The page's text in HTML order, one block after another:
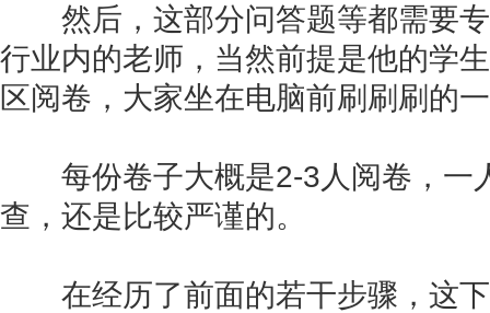
然后，这部分问答题等都需要专
行业内的老师，当然前提是他的学
区阅卷，大家坐在电脑前刷刷刷的
每份卷子大概是2-3人阅卷，一
查，还是比较严谨的。
在经历了前面的若干步骤，这下